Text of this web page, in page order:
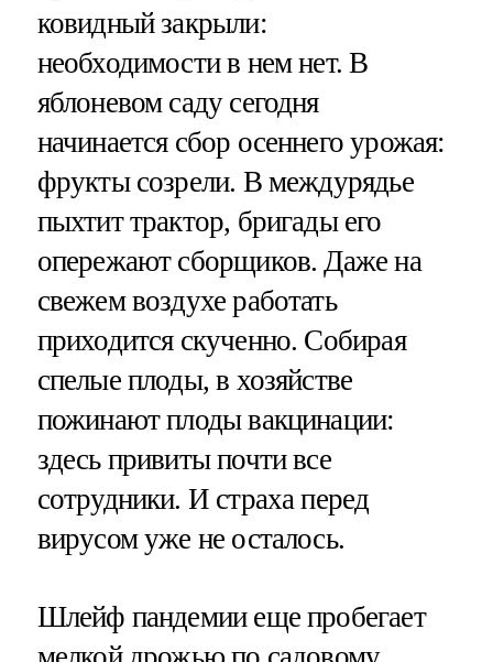
ковидный закрыли:
необходимости в нем нет. В
яблоневом саду сегодня
начинается сбор осеннего урожая:
фрукты созрели. В междурядье
пыхтит трактор, бригады его
опережают сборщиков. Даже на
свежем воздухе работать
приходится скученно. Собирая
спелые плоды, в хозяйстве
пожинают плоды вакцинации:
здесь привиты почти все
сотрудники. И страха перед
вирусом уже не осталось.
Шлейф пандемии еще пробегает